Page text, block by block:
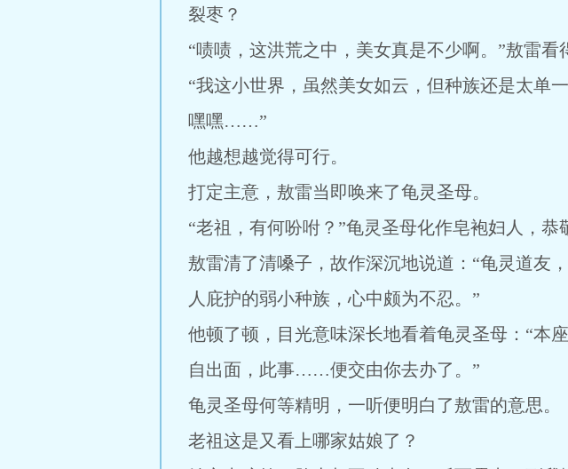
裂枣？
“啧啧，这洪荒之中，美女真是不少啊。”敖雷
“我这小世界，虽然美女如云，但种族还是太
嘿嘿……”
他越想越觉得可行。
打定主意，敖雷当即唤来了龟灵圣母。
“老祖，有何吩咐？”龟灵圣母化作皂袍妇人，恭
敖雷清了清嗓子，故作深沉地说道：“龟灵道友
人庇护的弱小种族，心中颇为不忍。”
他顿了顿，目光意味深长地看着龟灵圣母：“本
自出面，此事……便交由你去办了。”
龟灵圣母何等精明，一听便明白了敖雷的意思。
老祖这是又看上哪家姑娘了？